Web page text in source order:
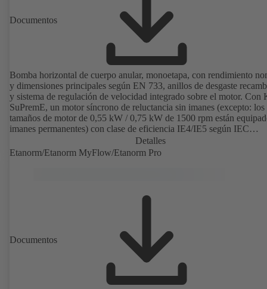
Documentos
Bomba horizontal de cuerpo anular, monoetapa, con rendimiento
y dimensiones principales según EN 733, anillos de desgaste
y sistema de regulación de velocidad integrado sobre el motor. Con
SuPremE, un motor síncrono de reluctancia sin imanes (excepto: los
tamaños de motor de 0,55 kW / 0,75 kW de 1500 rpm están
imanes permanentes) con clase de eficiencia IE4/IE5 según IEC
TS 60034-30-2:2016, para su uso con sistema de regulación de
de los modelos PumpDrive 2 o PumpDrive 2 Eco de KSB sin
posición del rotor. Los puntos de fijación del motor son conformes
Detalles
Etanorm/Etanorm MyFlow/Etanorm Pro
Documentos